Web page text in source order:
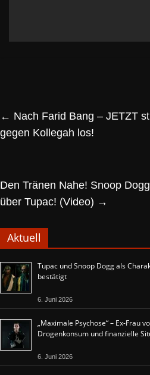
← Nach Farid Bang – JETZT
gegen Kollegah los!
Den Tränen Nahe! Snoop
über Tupac! (Video) →
Aktuell
Tupac und Snoop Dogg als
bestätigt
6. Juni 2026
„Maximale Psychose“ – Ex-Frau
Drogenkonsum und finanzielle
6. Juni 2026